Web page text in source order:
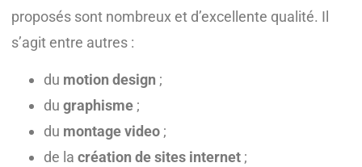
proposés sont nombreux et d’excellente qualité. Il
s’agit entre autres :
du motion design ;
du graphisme ;
du montage video ;
de la création de sites internet ;